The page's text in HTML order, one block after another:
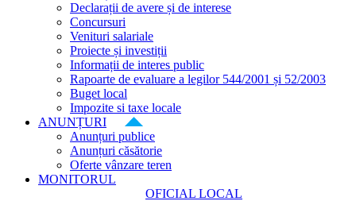
Declarații de avere și de interese
Concursuri
Venituri salariale
Proiecte și investiții
Informații de interes public
Rapoarte de evaluare a legilor 544/2001 și 52/2003
Buget local
Impozite si taxe locale
ANUNȚURI
Anunțuri publice
Anunțuri căsătorie
Oferte vânzare teren
MONITORUL
OFICIAL LOCAL